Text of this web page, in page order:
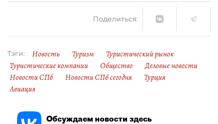
Поделиться:
Тэги: Новость Туризм
Туристический рынок
Туристические компании
Общество
Деловые новости
Новости СПб
Новости СПб сегодня
Турция
Авиация
Обсуждаем новости здесь